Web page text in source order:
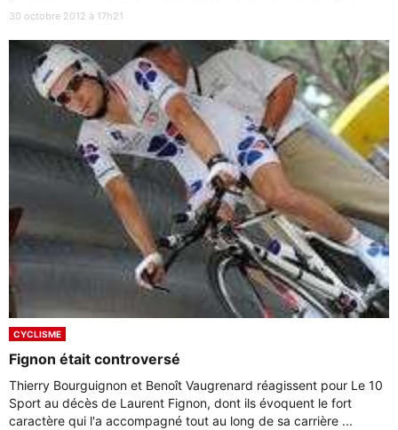
30 octobre 2012 à 17h21
CYCLISME
Fignon était controversé
Thierry Bourguignon et Benoît Vaugrenard réagissent pour Le 10
Sport au décès de Laurent Fignon, dont ils évoquent le fort
caractère qui l'a accompagné tout au long de sa carrière ...